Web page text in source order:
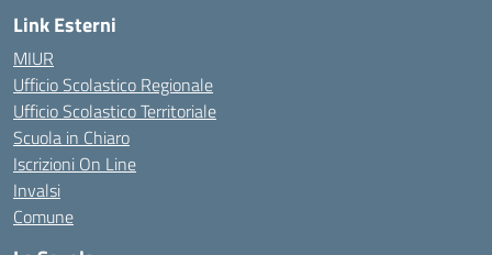
Link Esterni
MIUR
Ufficio Scolastico Regionale
Ufficio Scolastico Territoriale
Scuola in Chiaro
Iscrizioni On Line
Invalsi
Comune